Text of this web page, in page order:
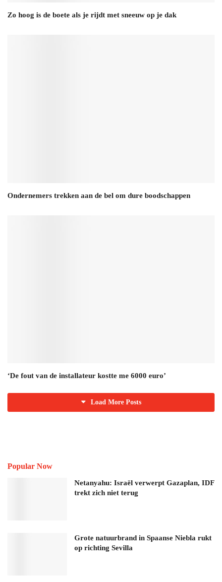
Zo hoog is de boete als je rijdt met sneeuw op je dak
Ondernemers trekken aan de bel om dure boodschappen
‘De fout van de installateur kostte me 6000 euro’
Load More Posts
Popular Now
Netanyahu: Israël verwerpt Gazaplan, IDF
trekt zich niet terug
Grote natuurbrand in Spaanse Niebla rukt
op richting Sevilla